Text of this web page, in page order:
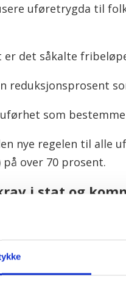
uføretrygda til
er det såkalte
reduksjonsprosent
som
nye regelen til alle
over 70 prosent.
i stat og
hovedregel vektes
forskrift i 2023, og